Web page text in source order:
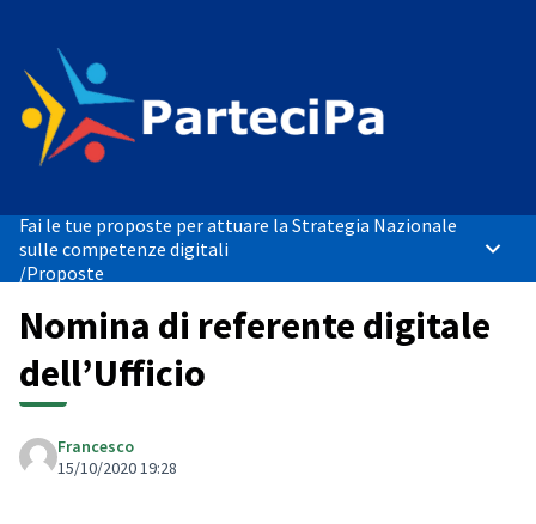
Fai le tue proposte per attuare la Strategia Nazionale
sulle competenze digitali
/Proposte
Nomina di referente digitale
dell’Ufficio
Francesco
15/10/2020 19:28